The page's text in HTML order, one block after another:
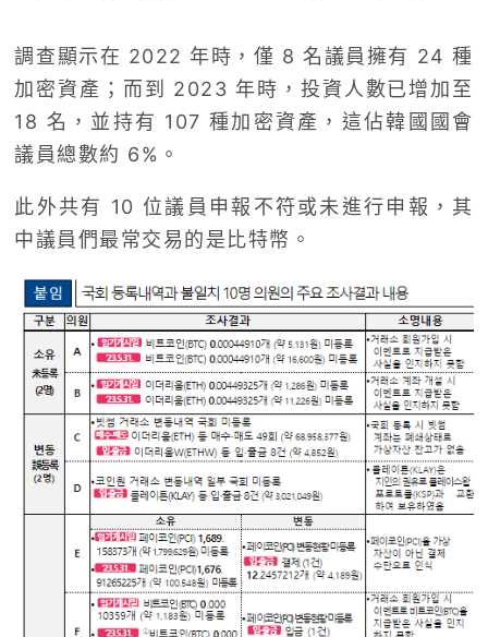
調查顯示在 2022 年時，僅 8 名議員擁有 24 種
加密資產；而到 2023 年時，投資人數已增加至
18 名，並持有 107 種加密資產，這佔韓國國會
議員總數約 6%。
此外共有 10 位議員申報不符或未進行申報，其
中議員們最常交易的是比特幣。